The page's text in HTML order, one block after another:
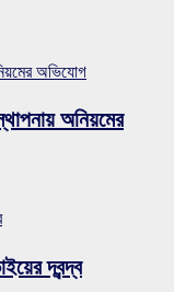
অভিযোগ
অনিয়মের
দ্বন্দ্ব